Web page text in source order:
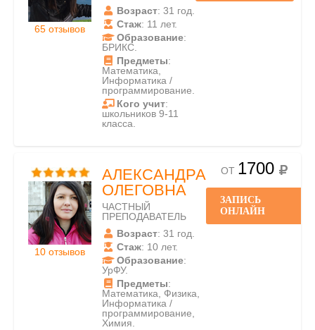
65 отзывов
Возраст: 31 год.
Стаж: 11 лет.
Образование:
БРИКС.
Предметы:
Математика,
Информатика /
программирование.
Кого учит:
школьников 9-11
класса.
10 отзывов
АЛЕКСАНДРА
ОЛЕГОВНА
ЧАСТНЫЙ
ПРЕПОДАВАТЕЛЬ
Возраст: 31 год.
Стаж: 10 лет.
Образование:
УрФУ.
Предметы:
Математика, Физика,
Информатика /
программирование,
Химия.
ОТ 1700
ЗАПИСЬ
ОНЛАЙН